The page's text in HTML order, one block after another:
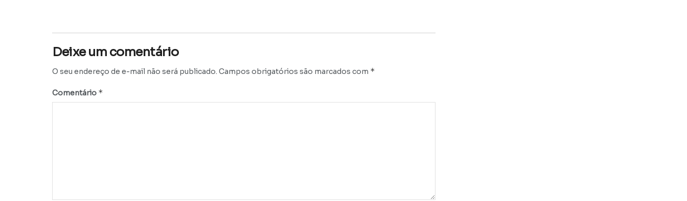
Deixe um comentário
O seu endereço de e-mail não será publicado. Campos obrigatórios são marcados com *
Comentário *